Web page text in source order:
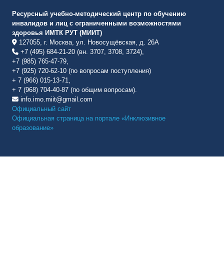
Ресурсный учебно-методический центр по обучению
инвалидов и лиц с ограниченными возможностями
здоровья ИМТК РУТ (МИИТ)
127055, г. Москва, ул. Новосущёвская, д. 26А
+7 (495) 684-21-20 (вн. 3707, 3708, 3724),
+7 (985) 765-47-79,
+7 (925) 720-62-10 (по вопросам поступления)
+ 7 (966) 015-13-71,
+ 7 (968) 704-40-87 (по общим вопросам).
info.imo.miit@gmail.com
Официальный сайт
Официальная страница на портале «Инклюзивное
образование»